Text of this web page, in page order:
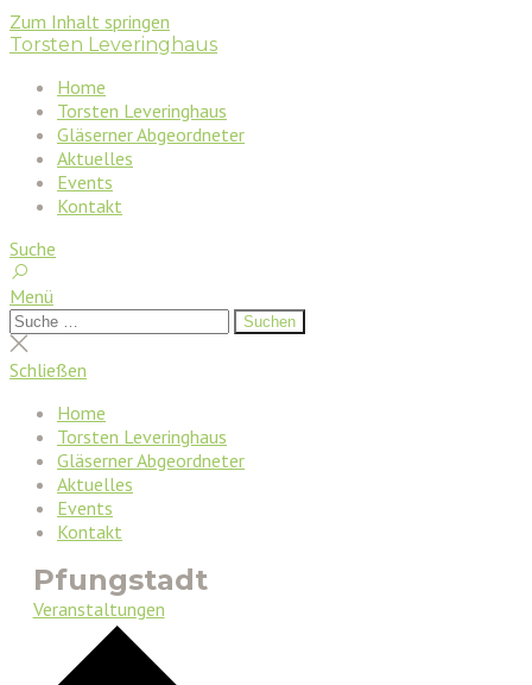
Zum Inhalt springen
Torsten Leveringhaus
Home
Torsten Leveringhaus
Gläserner Abgeordneter
Aktuelles
Events
Kontakt
Suche
Menü
Suchen
nach:
Suchen
Suche
schließen
Schließen
Home
Torsten Leveringhaus
Gläserner Abgeordneter
Aktuelles
Events
Kontakt
Pfungstadt
Veranstaltungen